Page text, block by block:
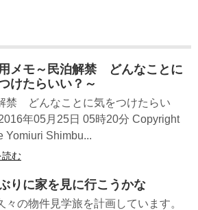
メモ～民泊解禁 どんなことに
けたらいい？～
禁 どんなことに気をつけたらい
年05月25日 05時20分 Copyright
Yomiuri Shimbu...
読む
りに家を見に行こうかな
々の物件見学旅を計画しています。